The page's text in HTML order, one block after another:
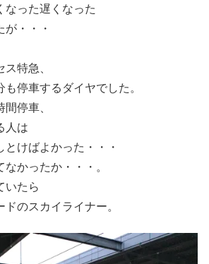
なった遅くなった
が・・・
特急、
停車するダイヤでした。
停車、
人は
とけばよかった・・・
かったか・・・。
いたら
のスカイライナー。